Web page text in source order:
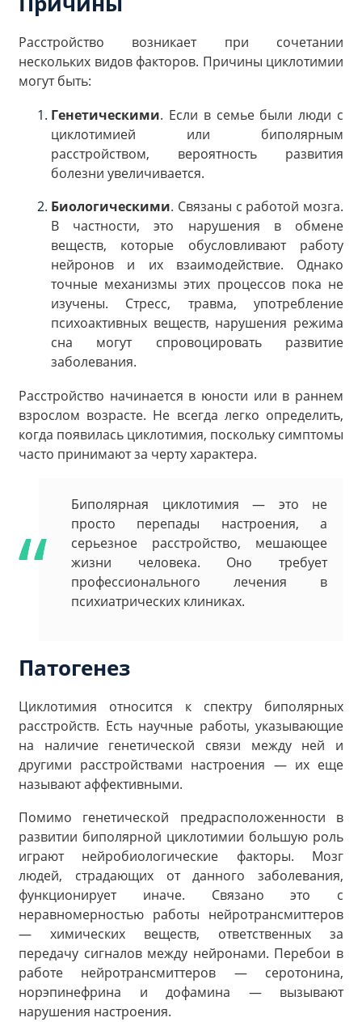
Расстройство возникает при сочетании
нескольких видов факторов. Причины циклотимии
могут быть:
Генетическими. Если в семье были люди с
циклотимией или биполярным
расстройством, вероятность развития
болезни увеличивается.
Биологическими. Связаны с работой мозга.
В частности, это нарушения в обмене
веществ, которые обусловливают работу
нейронов и их взаимодействие. Однако
точные механизмы этих процессов пока не
изучены. Стресс, травма, употребление
психоактивных веществ, нарушения режима
сна могут спровоцировать развитие
заболевания.
Расстройство начинается в юности или в раннем
взрослом возрасте. Не всегда легко определить,
когда появилась циклотимия, поскольку симптомы
часто принимают за черту характера.
Биполярная циклотимия — это не
просто перепады настроения, а
серьезное расстройство, мешающее
жизни человека. Оно требует
профессионального лечения в
психиатрических клиниках.
Патогенез
Циклотимия относится к спектру биполярных
расстройств. Есть научные работы, указывающие
на наличие генетической связи между ней и
другими расстройствами настроения — их еще
называют аффективными.
Помимо генетической предрасположенности в
развитии биполярной циклотимии большую роль
играют нейробиологические факторы. Мозг
людей, страдающих от данного заболевания,
функционирует иначе. Связано это с
неравномерностью работы нейротрансмиттеров
— химических веществ, ответственных за
передачу сигналов между нейронами. Перебои в
работе нейротрансмиттеров — серотонина,
норэпинефрина и дофамина — вызывают
нарушения настроения.